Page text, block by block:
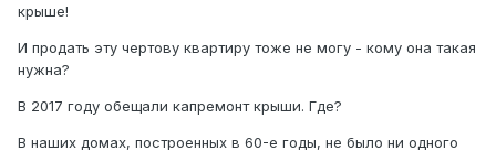
крыше!
И продать эту чертову квартиру тоже не могу - кому она такая
нужна?
В 2017 году обещали капремонт крыши. Где?
В наших домах, построенных в 60-е годы, не было ни одного